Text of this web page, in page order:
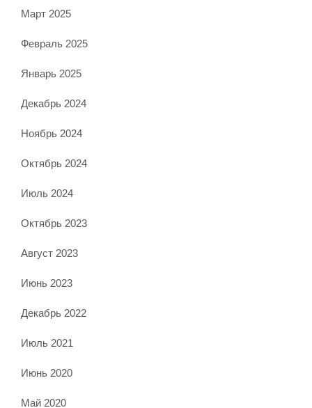
Март 2025
Февраль 2025
Январь 2025
Декабрь 2024
Ноябрь 2024
Октябрь 2024
Июль 2024
Октябрь 2023
Август 2023
Июнь 2023
Декабрь 2022
Июль 2021
Июнь 2020
Май 2020